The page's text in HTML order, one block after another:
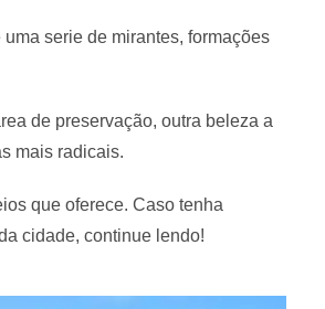
serie de mirantes, formações
de preservação, outra beleza a
mais radicais.
que oferece. Caso tenha
cidade, continue lendo!